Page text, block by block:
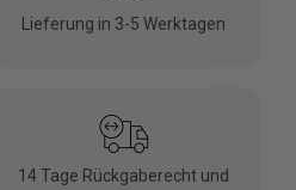
Lieferung in 3-5 Werktagen
14 Tage Rückgaberecht und